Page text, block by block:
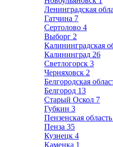
Ленинградская
Гатчина 7
Сертолово 4
Выборг 2
Калининградская
Калининград 26
Светлогорск 3
Черняховск 2
Белгородская
Белгород 13
Старый Оскол 7
Губкин 3
Пензенская область
Пенза 35
Кузнецк 4
Каменка 1